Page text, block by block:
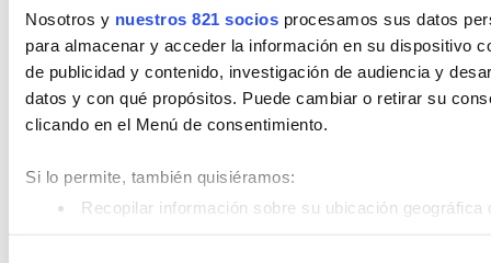
Nosotros y nuestros 821 socios procesamos sus datos
para almacenar y acceder la información en su dispositivo
de publicidad y contenido, investigación de audiencia y
datos y con qué propósitos. Puede cambiar o retirar su
clicando en el Menú de consentimiento.
Si lo permite, también quisiéramos:
Recopilar información sobre su ubicación